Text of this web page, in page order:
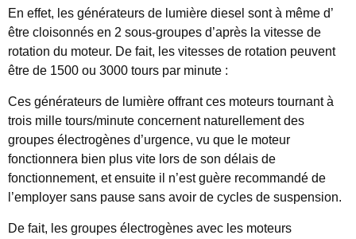
En effet, les générateurs de lumière diesel sont à même d’
être cloisonnés en 2 sous-groupes d’après la vitesse de
rotation du moteur. De fait, les vitesses de rotation peuvent
être de 1500 ou 3000 tours par minute :
Ces générateurs de lumière offrant ces moteurs tournant à
trois mille tours/minute concernent naturellement des
groupes électrogènes d’urgence, vu que le moteur
fonctionnera bien plus vite lors de son délais de
fonctionnement, et ensuite il n’est guère recommandé de
l’employer sans pause sans avoir de cycles de suspension.
De fait, les groupes électrogènes avec les moteurs